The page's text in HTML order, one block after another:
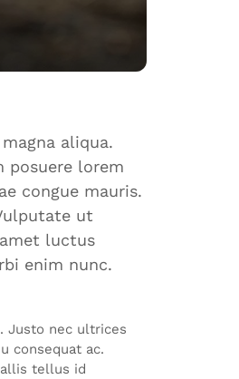
aliqua.
posuere lorem
congue mauris.
ut
luctus
enim nunc.
Justo nec ultrices
consequat ac.
tellus id